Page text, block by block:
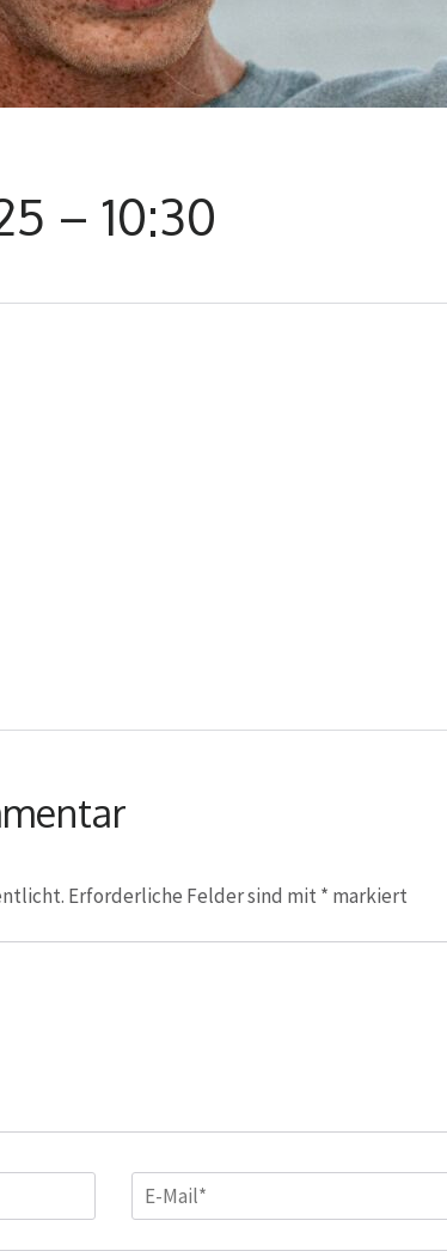
– 10:30
Erforderliche Felder sind mit * markiert
E-
Mail*